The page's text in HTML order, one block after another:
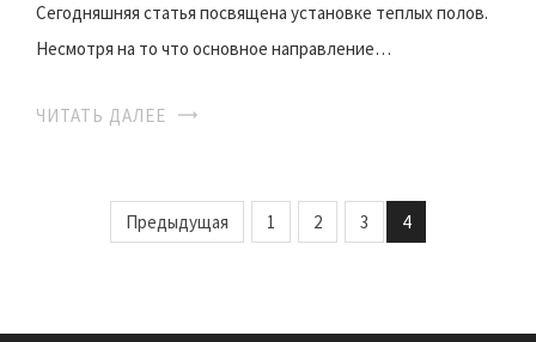
Сегодняшняя статья посвящена установке теплых полов.
Несмотря на то что основное направление…
ЧИТАТЬ ДАЛЕЕ
Предыдущая 1 2 3 4